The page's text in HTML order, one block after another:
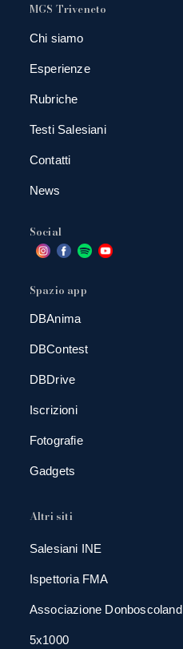
MGS Triveneto
Chi siamo
Esperienze
Rubriche
Testi Salesiani
Contatti
News
Social
Spazio app
DBAnima
DBContest
DBDrive
Iscrizioni
Fotografie
Gadgets
Altri siti
Salesiani INE
Ispettoria FMA
Associazione Donboscoland
5x1000